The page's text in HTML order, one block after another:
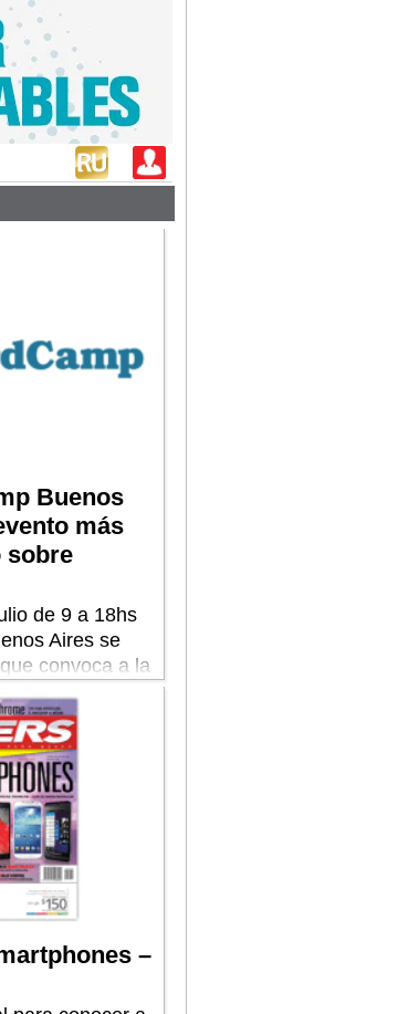
Buenos
más
sobre
de 9 a 18hs
Aires se
convoca a la
más utilizado.
–